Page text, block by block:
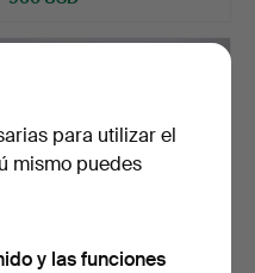
para utilizar el
mismo puedes
y las funciones